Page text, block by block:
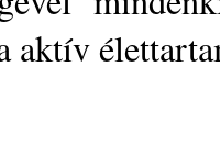
aktív